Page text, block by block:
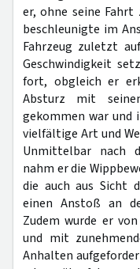
er, ohne seine Fahrt
beschleunigte im
Fahrzeug zuletzt
Geschwindigkeit
fort, obgleich er
Absturz mit
gekommen war und
vielfältige Art und
Unmittelbar nach
nahm er die
die auch aus Sicht
einen Anstoß an
Zudem wurde er
und mit
Anhalten